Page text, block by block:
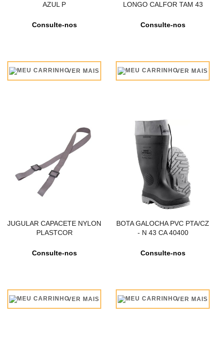
AZUL P
Consulte-nos
VER MAIS
LONGO CALFOR TAM 43
Consulte-nos
VER MAIS
JUGULAR CAPACETE NYLON
PLASTCOR
Consulte-nos
VER MAIS
BOTA GALOCHA PVC PTA/CZ
- N 43 CA 40400
Consulte-nos
VER MAIS